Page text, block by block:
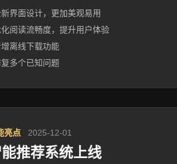
新界面设计，更加美观易用
化阅读流畅度，提升用户体验
增离线下载功能
复多个已知问题
亮点 2025-12-01
推荐系统上线